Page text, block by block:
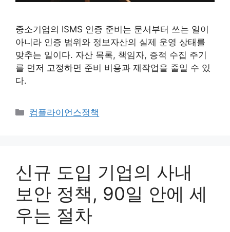
중소기업의 ISMS 인증 준비는 문서부터 쓰는 일이
아니라 인증 범위와 정보자산의 실제 운영 상태를
맞추는 일이다. 자산 목록, 책임자, 증적 수집 주기
를 먼저 고정하면 준비 비용과 재작업을 줄일 수 있
다.
카
컴플라이언스정책
신규 도입 기업의 사내
보안 정책, 90일 안에 세
우는 절차